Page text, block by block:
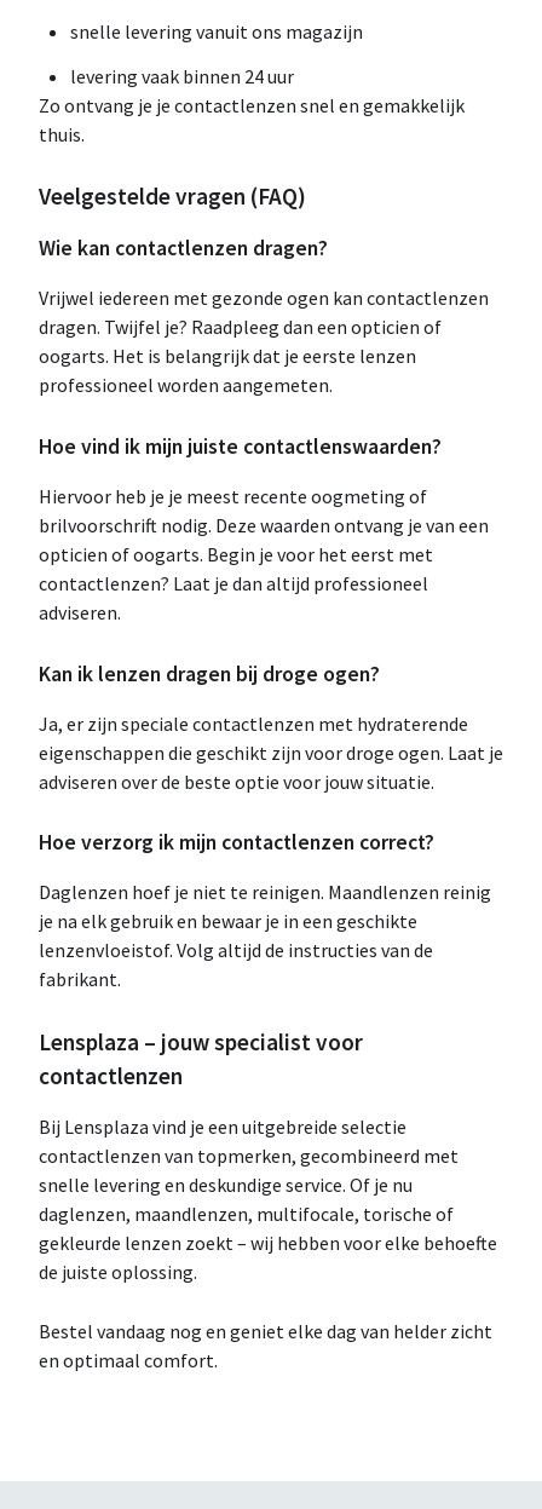
snelle levering vanuit ons magazijn
levering vaak binnen 24 uur
Zo ontvang je je contactlenzen snel en gemakkelijk
thuis.
Veelgestelde vragen (FAQ)
Wie kan contactlenzen dragen?
Vrijwel iedereen met gezonde ogen kan contactlenzen
dragen. Twijfel je? Raadpleeg dan een opticien of
oogarts. Het is belangrijk dat je eerste lenzen
professioneel worden aangemeten.
Hoe vind ik mijn juiste contactlenswaarden?
Hiervoor heb je je meest recente oogmeting of
brilvoorschrift nodig. Deze waarden ontvang je van een
opticien of oogarts. Begin je voor het eerst met
contactlenzen? Laat je dan altijd professioneel
adviseren.
Kan ik lenzen dragen bij droge ogen?
Ja, er zijn speciale contactlenzen met hydraterende
eigenschappen die geschikt zijn voor droge ogen. Laat je
adviseren over de beste optie voor jouw situatie.
Hoe verzorg ik mijn contactlenzen correct?
Daglenzen hoef je niet te reinigen. Maandlenzen reinig
je na elk gebruik en bewaar je in een geschikte
lenzenvloeistof. Volg altijd de instructies van de
fabrikant.
Lensplaza – jouw specialist voor
contactlenzen
Bij Lensplaza vind je een uitgebreide selectie
contactlenzen van topmerken, gecombineerd met
snelle levering en deskundige service. Of je nu
daglenzen, maandlenzen, multifocale, torische of
gekleurde lenzen zoekt – wij hebben voor elke behoefte
de juiste oplossing.
Bestel vandaag nog en geniet elke dag van helder zicht
en optimaal comfort.